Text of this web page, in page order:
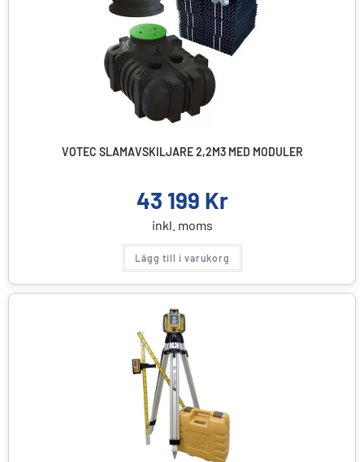
VOTEC SLAMAVSKILJARE 2,2M3 MED MODULER
43 199 Kr
inkl. moms
Lägg till i varukorg